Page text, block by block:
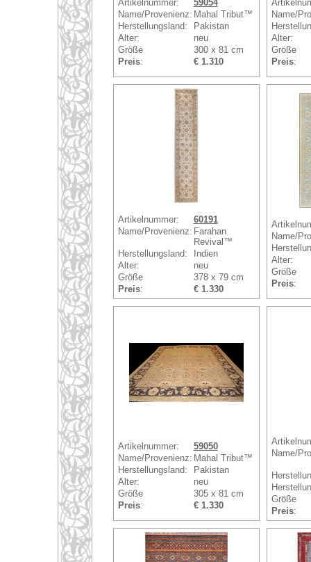
Artikelnummer:
59054
Name/Provenienz: Mahal Tribut™
Herstellungsland:
Pakistan
Alter:
neu
Größe
300 x 81 cm
Preis: € 1.310
Name/
Alter:
Größe
Preis:
Artikelnummer:
60191
Name/Provenienz: Farahan
Revival™
Herstellungsland:
Indien
Alter:
neu
Größe
378 x 79 cm
Preis: € 1.330
Name/
Alter:
Größe
Preis:
Artikelnummer:
59050
Name/Provenienz: Mahal Tribut™
Herstellungsland:
Pakistan
Alter:
neu
Größe
305 x 81 cm
Preis: € 1.330
Name/
Größe
Preis: